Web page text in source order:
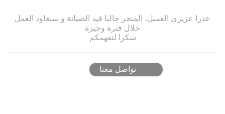
عذرا عزيزي العميل، المتجر حاليا قيد الصيانة و سنعاود العمل
خلال فترة وجيزة
شكرا لتفهمكم
تواصل معنا